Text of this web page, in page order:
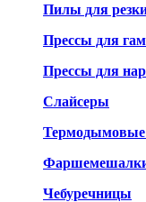
Пилы для
Прессы для
Прессы для
Слайсеры
Чебуречницы